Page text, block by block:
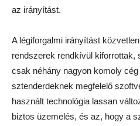
az irányítást.
A légiforgalmi irányítást
rendszerek rendkívül kiforrottak,
csak néhány nagyon komoly
sztenderdeknek megfelelő
használt technológia lassan
biztos üzemelés, és az, hogy a